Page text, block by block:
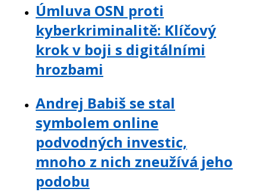
Úmluva OSN proti
kyberkriminalitě: Klíčový
krok v boji s digitálními
hrozbami
Andrej Babiš se stal
symbolem online
podvodných investic,
mnoho z nich zneužívá jeho
podobu